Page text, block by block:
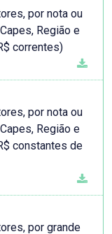
por nota ou
Região e
correntes)
por nota ou
Região e
constantes de
por grande